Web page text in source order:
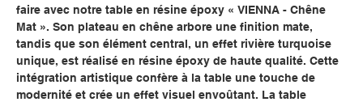
faire avec notre table en résine époxy « VIENNA - Chêne
Mat ». Son plateau en chêne arbore une finition mate,
tandis que son élément central, un effet rivière turquoise
unique, est réalisé en résine époxy de haute qualité. Cette
intégration artistique confère à la table une touche de
modernité et crée un effet visuel envoûtant. La table